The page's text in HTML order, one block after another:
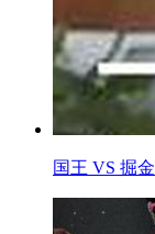
国王 VS 掘金